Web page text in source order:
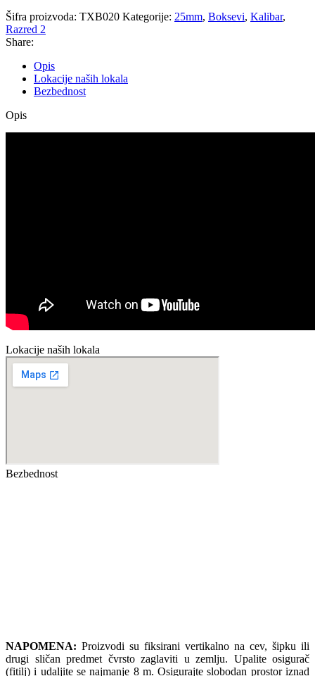
Šifra proizvoda: TXB020 Kategorije: 25mm, Boksevi, Kalibar,
Razred 2
Share:
Opis
Lokacije naših lokala
Bezbednost
Opis
Lokacije naših lokala
Bezbednost
NAPOMENA: Proizvodi su fiksirani vertikalno na cev, šipku ili
drugi sličan predmet čvrsto zaglaviti u zemlju. Upalite osigurač
(fitilj) i udaljite se najmanje 8 m. Osigurajte slobodan prostor iznad